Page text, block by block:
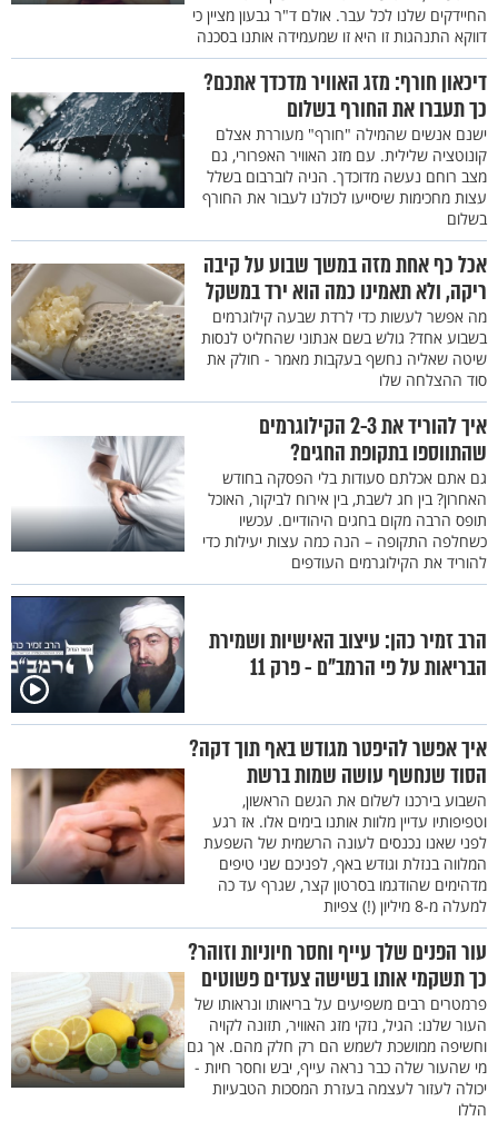
החיידקים שלנו לכל עבר. אולם ד"ר גבעון מציין כי
דווקא התנהגות זו היא זו שמעמידה אותנו בסכנה
דיכאון חורף: מזג האוויר מדכדך אתכם?
כך תעברו את החורף בשלום
ישנם אנשים שהמילה "חורף" מעוררת אצלם
קונוטציה שלילית. עם מזג האוויר האפרורי, גם
מצב רוחם נעשה מדוכדך. הניה לוברבום בשלל
עצות מחכימות שיסייעו לכולנו לעבור את החורף
בשלום
אכל כף אחת מזה במשך שבוע על קיבה
ריקה, ולא תאמינו כמה הוא ירד במשקל
מה אפשר לעשות כדי לרדת שבעה קילוגרמים
בשבוע אחד? גולש בשם אנתוני שהחליט לנסות
שיטה שאליה נחשף בעקבות מאמר - חולק את
סוד ההצלחה שלו
איך להוריד את 2-3 הקילוגרמים
שהתווספו בתקופת החגים?
גם אתם אכלתם סעודות בלי הפסקה בחודש
האחרון? בין חג לשבת, בין אירוח לביקור, האוכל
תופס הרבה מקום בחגים היהודיים. עכשיו
כשחלפה התקופה – הנה כמה עצות יעילות כדי
להוריד את הקילוגרמים העודפים
הרב זמיר כהן: עיצוב האישיות ושמירת
הבריאות על פי הרמב"ם - פרק 11
איך אפשר להיפטר מגודש באף תוך דקה?
הסוד שנחשף עושה שמות ברשת
השבוע בירכנו לשלום את הגשם הראשון,
וטפיפותיו עדיין מלוות אותנו בימים אלו. אז רגע
לפני שאנו נכנסים לעונה הרשמית של השפעת
המלווה בנזלת וגודש באף, לפניכם שני טיפים
מדהימים שהודגמו בסרטון קצר, שגרף עד כה
למעלה מ-8 מיליון (!) צפיות
עור הפנים שלך עייף וחסר חיוניות וזוהר?
כך תשקמי אותו בשישה צעדים פשוטים
פרמטרים רבים משפיעים על בריאותו ונראותו של
העור שלנו: הגיל, נזקי מזג האוויר, תזונה לקויה
וחשיפה ממושכת לשמש הם רק חלק מהם. אך גם
מי שהעור שלה כבר נראה עייף, יבש וחסר חיות -
יכולה לעזור לעצמה בעזרת המסכות הטבעיות
הללו